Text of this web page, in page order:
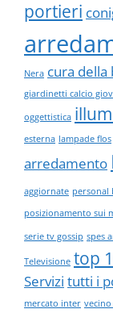
portieri
Nera cura della
giardinetti calcio
oggettistica
esterna lampade flos
arredamento
aggiornate personal
posizionamento sui
serie tv gossip spes
Televisione top
Servizi tutti i
mercato inter